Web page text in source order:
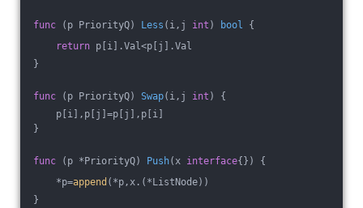
func (p PriorityQ) Less (i,j int ) bool {
return p[i].Val<p[j].Val
}
func (p PriorityQ) Swap(i,j int )
{
p[i],p[j]=p[j],p[i]
}
func (p *PriorityQ) Push(x interface{})
{
*p=append (*p,x.(*ListNode))
}